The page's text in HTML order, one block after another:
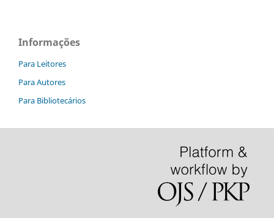
Informações
Para Leitores
Para Autores
Para Bibliotecários